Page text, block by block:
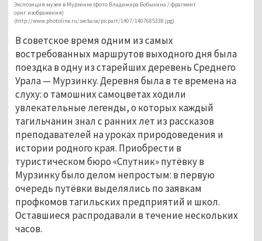
Экспозиция музея в Мурзинке (фото Владимира Бобыкина / фрагмент
ориг. изображения)
(http://www.photoline.ru/secbase/picpart/1407/1407685338.jpg)
В советское время одним из самых
востребованных маршрутов выходного дня была
поездка в одну из старейших деревень Среднего
Урала — Мурзинку. Деревня была в те времена на
слуху: о тамошних самоцветах ходили
увлекательные легенды, о которых каждый
тагильчанин знал с ранних лет из рассказов
преподавателей на уроках природоведения и
истории родного края. Приобрести в
туристическом бюро «Спутник» путёвку в
Мурзинку было делом непростым: в первую
очередь путёвки выделялись по заявкам
профкомов тагильских предприятий и школ.
Оставшиеся распродавали в течение нескольких
часов.